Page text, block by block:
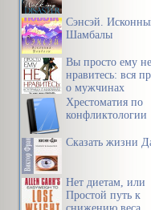
Сэнсэй.
Шамбалы
Вы просто ему не
нравитесь: вся
о мужчинах
Хрестоматия по
конфликтологии
Сказать жизни
Нет диетам, или
Простой путь к